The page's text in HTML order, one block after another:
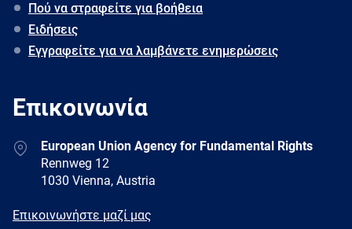
Πού να στραφείτε για βοήθεια
Ειδήσεις
Εγγραφείτε για να λαμβάνετε ενημερώσεις
Επικοινωνία
AddressEuropean Union Agency for Fundamental Rights
Rennweg 12
1030 Vienna, Austria
E-
Επικοινωνήστε μαζί μας